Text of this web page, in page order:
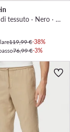
Pantaloni di tessuto · Nero · Regular Fit
119,99 €-38%
76,99 €-3%